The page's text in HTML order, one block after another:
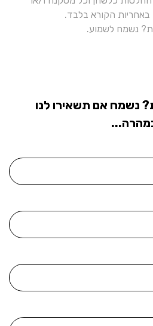
הקורא בלבד.
נשמח לשמוע.
נשמח אם תשאירו לנו